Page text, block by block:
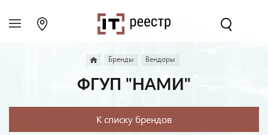
Бренды Вендоры
ФГУП "НАМИ"
К списку брендов